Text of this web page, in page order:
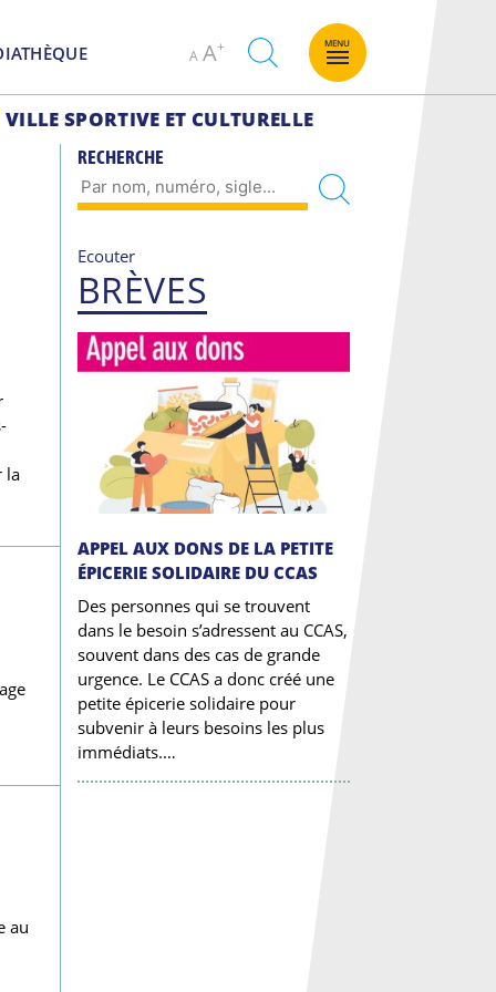
A
Decrease
font
AIncrease
size.
MENU
VILLE SPORTIVE ET CULTURELLE
la
au
RECHERCHE
Ecouter
BRÈVES
APPEL AUX DONS DE LA PETITE
ÉPICERIE SOLIDAIRE DU CCAS
Des personnes qui se trouvent
dans le besoin s’adressent au CCAS,
souvent dans des cas de grande
urgence. Le CCAS a donc créé une
petite épicerie solidaire pour
subvenir à leurs besoins les plus
immédiats.…